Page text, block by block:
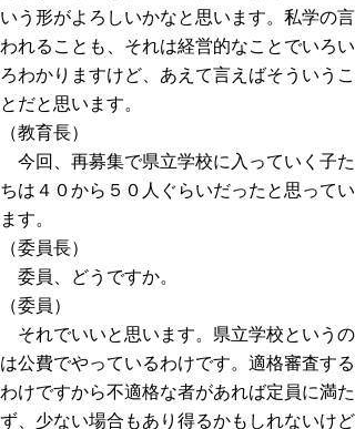
いう形がよろしいかなと思います。私学の言
われることも、それは経営的なことでいろい
ろわかりますけど、あえて言えばそういうこ
とだと思います。
（教育長）
今回、再募集で県立学校に入っていく子た
ちは４０から５０人ぐらいだったと思ってい
ます。
（委員長）
委員、どうですか。
（委員）
それでいいと思います。県立学校というの
は公費でやっているわけです。適格審査する
わけですから不適格な者があれば定員に満た
ず、少ない場合もあり得るかもしれないけど